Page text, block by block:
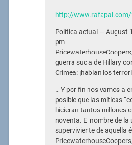
http://www.rafapal.com/
Política actual — August
pm
guerra sucia de Hillary
Crimea: ¡hablan los
… Y por fin nos vamos a
posible que las míticas
hicieran tantos millones
noventa. El nombre de la
superviviente de aquella